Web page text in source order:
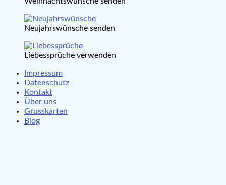
Neujahrswünsche senden
Liebessprüche verwenden
Impressum
Datenschutz
Kontakt
Über uns
Grusskarten
Blog